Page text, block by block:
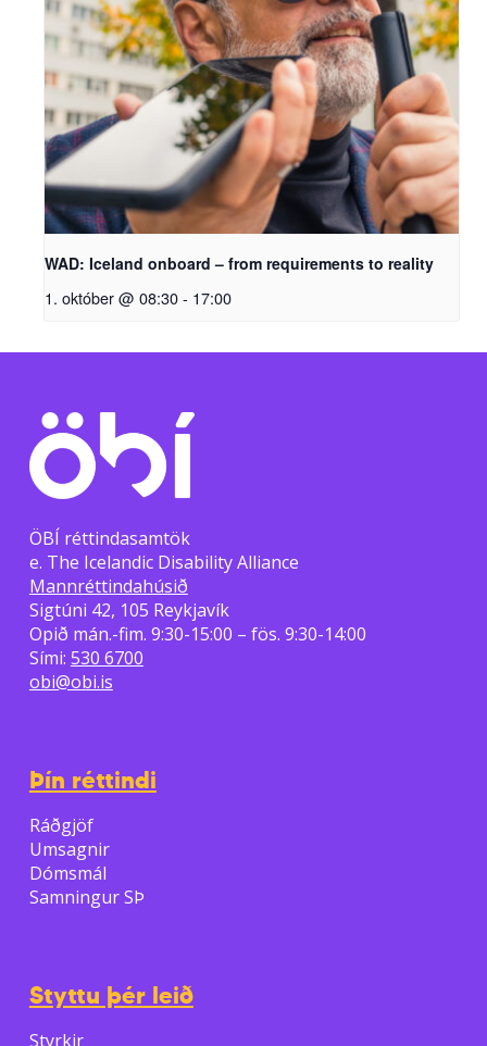
WAD: Iceland onboard – from requirements to reality
1. október @ 08:30- 17:00
ÖBÍ réttindasamtök
e. The Icelandic Disability Alliance
Mannréttindahúsið
Sigtúni 42, 105 Reykjavík
Opið mán.-fim. 9:30-15:00 – fös. 9:30-14:00
Sími: 530 6700
obi@obi.is
Þín réttindi
Ráðgjöf
Umsagnir
Dómsmál
Samningur SÞ
Styttu þér leið
Styrkir